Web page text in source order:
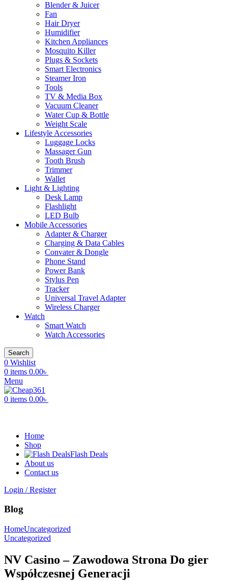
Blender & Juicer
Fan
Hair Dryer
Humidifier
Kitchen Appliances
Mosquito Killer
Plugs & Sockets
Smart Electronics
Steamer Iron
Tools
TV & Media Box
Vacuum Cleaner
Water Cup & Bottle
Weight Scale
Lifestyle Accessories
Luggage Locks
Massager Gun
Tooth Brush
Trimmer
Wallet
Light & Lighting
Desk Lamp
Flashlight
LED Bulb
Mobile Accessories
Adapter & Charger
Charging & Data Cables
Convater & Dongle
Phone Stand
Power Bank
Stylus Pen
Tracker
Universal Travel Adapter
Wireless Charger
Watch
Smart Watch
Watch Accessories
Search
0 Wishlist
0 items 0.00৳
Menu
0 items 0.00৳
Home
Shop
Flash Deals
About us
Contact us
Login / Register
Blog
HomeUncategorized
Uncategorized
NV Casino – Zawodowa Strona Do gier
Współczesnej Generacji